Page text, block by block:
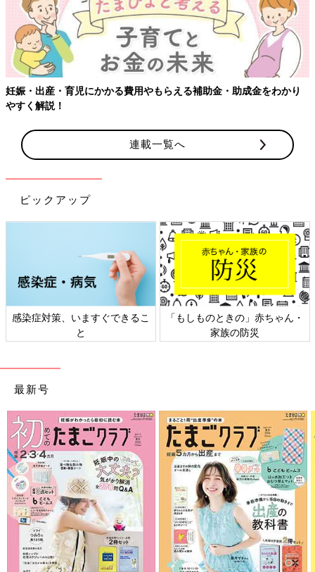
妊娠・出産・育児にかかる費用やもらえる補助金・助成金をわかり
やすく解説！
連載一覧へ
ピックアップ
感染症対策、いますぐできるこ
と
「もしものときの」赤ちゃん・
家族の防災
最新号